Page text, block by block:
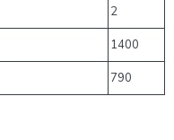
2
1400
790